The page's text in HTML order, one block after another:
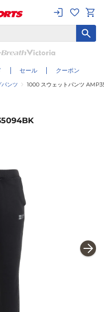
セール クーポン
パンツ 1000 スウェットパンツ